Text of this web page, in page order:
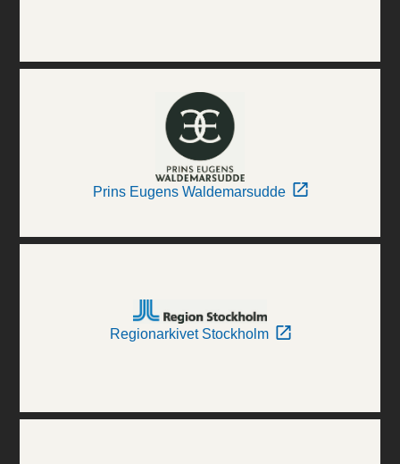
Prins Eugens Waldemarsudde
Regionarkivet Stockholm